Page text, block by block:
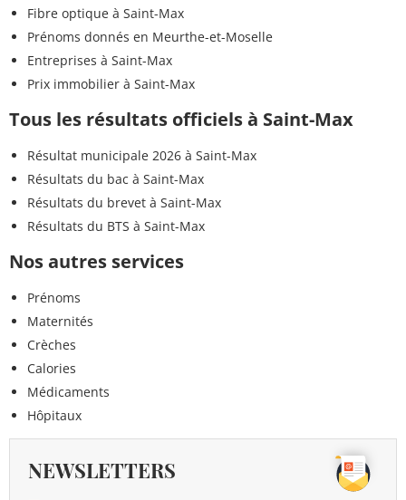
Fibre optique à Saint-Max
Prénoms donnés en Meurthe-et-Moselle
Entreprises à Saint-Max
Prix immobilier à Saint-Max
Tous les résultats officiels à Saint-Max
Résultat municipale 2026 à Saint-Max
Résultats du bac à Saint-Max
Résultats du brevet à Saint-Max
Résultats du BTS à Saint-Max
Nos autres services
Prénoms
Maternités
Crèches
Calories
Médicaments
Hôpitaux
NEWSLETTERS